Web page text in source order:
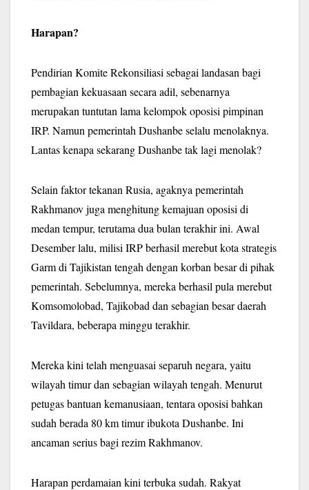
Harapan?
Pendirian Komite Rekonsiliasi sebagai landasan bagi
pembagian kekuasaan secara adil, sebenarnya
merupakan tuntutan lama kelompok oposisi pimpinan
IRP. Namun pemerintah Dushanbe selalu menolaknya.
Lantas kenapa sekarang Dushanbe tak lagi menolak?
Selain faktor tekanan Rusia, agaknya pemerintah
Rakhmanov juga menghitung kemajuan oposisi di
medan tempur, terutama dua bulan terakhir ini. Awal
Desember lalu, milisi IRP berhasil merebut kota strategis
Garm di Tajikistan tengah dengan korban besar di pihak
pemerintah. Sebelumnya, mereka berhasil pula merebut
Komsomolobad, Tajikobad dan sebagian besar daerah
Tavildara, beberapa minggu terakhir.
Mereka kini telah menguasai separuh negara, yaitu
wilayah timur dan sebagian wilayah tengah. Menurut
petugas bantuan kemanusiaan, tentara oposisi bahkan
sudah berada 80 km timur ibukota Dushanbe. Ini
ancaman serius bagi rezim Rakhmanov.
Harapan perdamaian kini terbuka sudah. Rakyat